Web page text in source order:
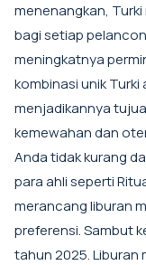
menenangkan,
bagi setiap
meningkatnya
kombinasi unik
menjadikannya
kemewahan dan
Anda tidak kurang
para ahli seperti
merancang liburan
preferensi. Sambut
tahun 2025. Liburan